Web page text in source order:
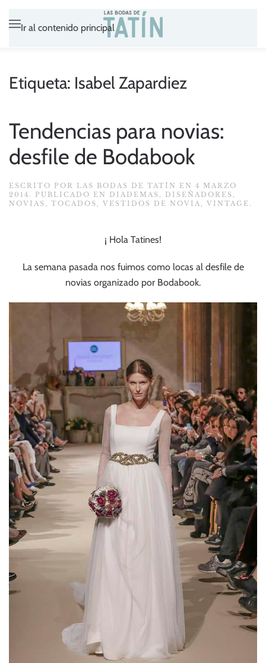
Ir al contenido principal
Etiqueta: Isabel Zapardiez
Tendencias para novias:
desfile de Bodabook
ESCRITO POR LAS BODAS DE TATÍN EN 4 MARZO
2014 . PUBLICADO EN DIADEMAS , DISEÑADORES ,
NOVIAS , TOCADOS , VESTIDOS DE NOVIA , VINTAGE .
¡ Hola Tatines!
La semana pasada nos fuimos como locas al desfile de
novias organizado por Bodabook.